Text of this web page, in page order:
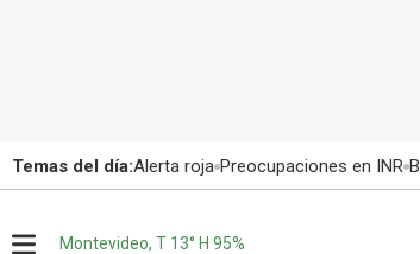
Temas del día:Alerta roja Preocupaciones en INR
Montevideo, T 13° H 95%